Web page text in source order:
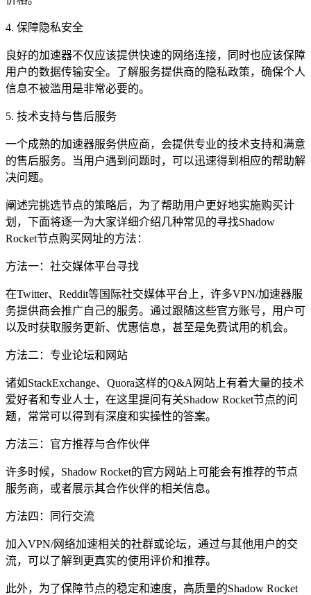
4. 保障隐私安全
良好的加速器不仅应该提供快速的网络连接，同时也应该保障
用户的数据传输安全。了解服务提供商的隐私政策，确保个人
信息不被滥用是非常必要的。
5. 技术支持与售后服务
一个成熟的加速器服务供应商，会提供专业的技术支持和满意
的售后服务。当用户遇到问题时，可以迅速得到相应的帮助解
决问题。
阐述完挑选节点的策略后，为了帮助用户更好地实施购买计
划，下面将逐一为大家详细介绍几种常见的寻找Shadow
Rocket节点购买网址的方法：
方法一：社交媒体平台寻找
在Twitter、Reddit等国际社交媒体平台上，许多VPN/加速器服
务提供商会推广自己的服务。通过跟随这些官方账号，用户可
以及时获取服务更新、优惠信息，甚至是免费试用的机会。
方法二：专业论坛和网站
诸如StackExchange、Quora这样的Q&A网站上有着大量的技术
爱好者和专业人士，在这里提问有关Shadow Rocket节点的问
题，常常可以得到有深度和实操性的答案。
方法三：官方推荐与合作伙伴
许多时候，Shadow Rocket的官方网站上可能会有推荐的节点
服务商，或者展示其合作伙伴的相关信息。
方法四：同行交流
加入VPN/网络加速相关的社群或论坛，通过与其他用户的交
流，可以了解到更真实的使用评价和推荐。
此外，为了保障节点的稳定和速度，高质量的Shadow Rocket